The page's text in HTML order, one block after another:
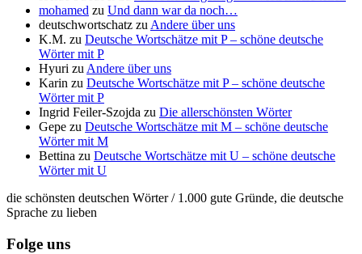
mohamed zu Und dann war da noch…
deutschwortschatz zuAndere über uns
K.M. zu Deutsche Wortschätze mit P – schöne deutsche
Wörter mit P
Hyuri zuAndere über uns
Karin zu Deutsche Wortschätze mit P – schöne deutsche
Wörter mit P
Ingrid Feiler-Szojda zu Die allerschönsten Wörter
Gepe zu Deutsche Wortschätze mit M – schöne deutsche
Wörter mit M
Bettina zu Deutsche Wortschätze mit U – schöne deutsche
Wörter mit U
die schönsten deutschen Wörter / 1.000 gute Gründe, die deutsche
Sprache zu lieben
Folge uns